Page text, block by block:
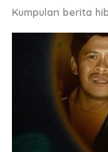
Kumpulan berita